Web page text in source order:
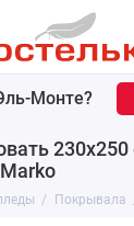
Монте?
230х250
Покрывала